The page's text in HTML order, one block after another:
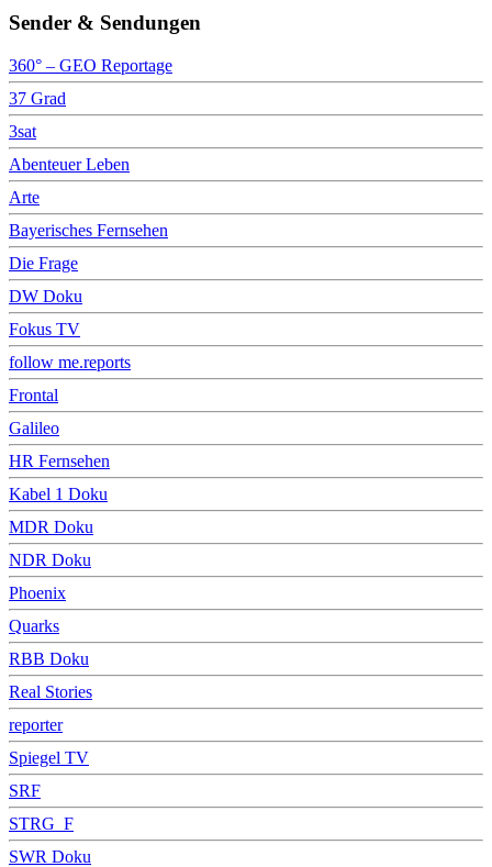
Sender & Sendungen
360° – GEO Reportage
37 Grad
3sat
Abenteuer Leben
Arte
Bayerisches Fernsehen
Die Frage
DW Doku
Fokus TV
follow me.reports
Frontal
Galileo
HR Fernsehen
Kabel 1 Doku
MDR Doku
NDR Doku
Phoenix
Quarks
RBB Doku
Real Stories
reporter
Spiegel TV
SRF
STRG_F
SWR Doku